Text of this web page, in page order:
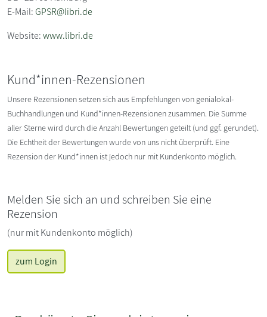
E-Mail:GPSR@libri.de
Website:www.libri.de
Kund*innen-Rezensionen
Unsere Rezensionen setzen sich aus Empfehlungen von genialokal-
Buchhandlungen und Kund*innen-Rezensionen zusammen. Die Summe
aller Sterne wird durch die Anzahl Bewertungen geteilt (und ggf. gerundet).
Die Echtheit der Bewertungen wurde von uns nicht überprüft. Eine
Rezension der Kund*innen ist jedoch nur mit Kundenkonto möglich.
Melden Sie sich an und schreiben Sie eine
Rezension
(nur mit Kundenkonto möglich)
zum Login